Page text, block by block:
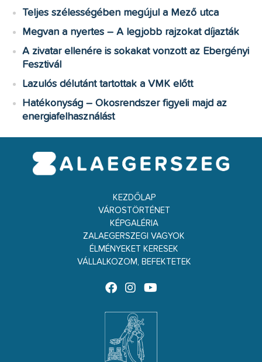
Teljes szélességében megújul a Mező utca
Megvan a nyertes – A legjobb rajzokat díjazták
A zivatar ellenére is sokakat vonzott az Ebergényi
Fesztivál
Lazulós délutánt tartottak a VMK előtt
Hatékonyság – Okosrendszer figyeli majd az
energiafelhasználást
KEZDŐLAP
VÁROSTÖRTÉNET
KÉPGALÉRIA
ZALAEGERSZEGI VAGYOK
ÉLMÉNYEKET KERESEK
VÁLLALKOZOM, BEFEKTETEK